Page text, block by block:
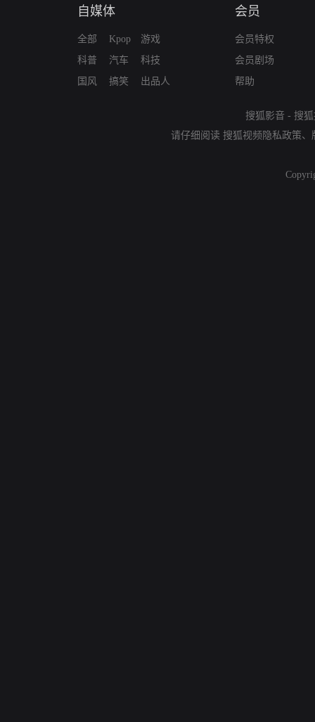
自媒体
全部
科普
国风
Kpop
汽车
搞笑
游戏
科技
出品人
会员
会员特权
会员剧场
帮助
搜狐影音 - 搜
请仔细阅读 搜狐视频隐私政策、